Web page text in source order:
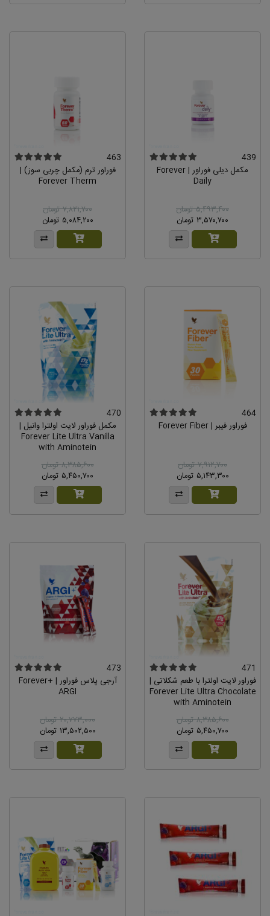
439
مکمل دیلی فوراور | Forever
Daily
۵,۴۹۳,۴۰۰ تومان
۳,۵۷۰,۷۰۰ تومان
463
فوراور ترم (مکمل چربی سوز) |
Forever Therm
۷,۸۲۱,۷۰۰ تومان
۵,۰۸۴,۲۰۰ تومان
464
فوراور فیبر | Forever Fiber
۷,۹۱۲,۷۰۰ تومان
۵,۱۴۳,۳۰۰ تومان
470
مکمل فوراور لایت اولترا وانیل |
Forever Lite Ultra Vanilla
with Aminotein
۸,۳۸۵,۶۰۰ تومان
۵,۴۵۰,۷۰۰ تومان
471
فوراور لایت اولترا با طعم شکلاتی |
Forever Lite Ultra Chocolate
with Aminotein
۸,۳۸۵,۶۰۰ تومان
۵,۴۵۰,۷۰۰ تومان
473
آرجی پلاس فوراور | +Forever
ARGI
۲۰,۷۷۳,۰۰۰ تومان
۱۳,۵۰۲,۵۰۰ تومان